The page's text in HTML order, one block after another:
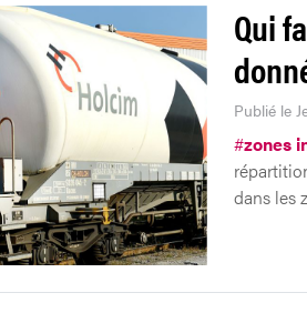
Qui
Publié le
#zones
dans les